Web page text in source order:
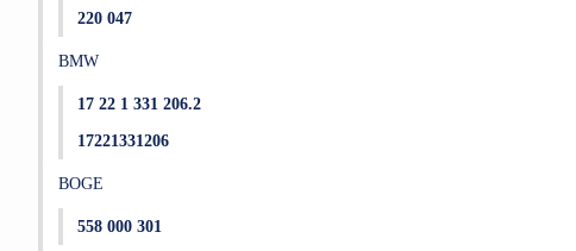
220 047
BMW
17 22 1 331 206.2
17221331206
BOGE
558 000 301